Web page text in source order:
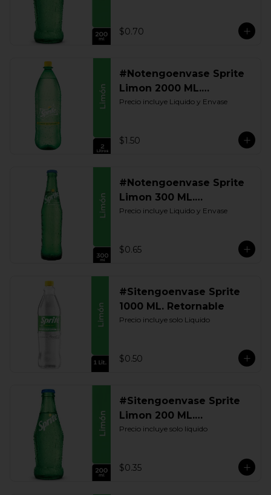
$0.70
#Notengoenvase Sprite
Limon 2000 ML.
Retornable
Precio incluye Liquido y Envase
$1.50
#Notengoenvase Sprite
Limon 300 ML.
Retornable
Precio incluye Liquido y Envase
$0.65
#Sitengoenvase Sprite
1000 ML. Retornable
Precio incluye solo Liquido
$0.50
#Sitengoenvase Sprite
Limon 200 ML.
Retornable
Precio incluye solo líquido
$0.35